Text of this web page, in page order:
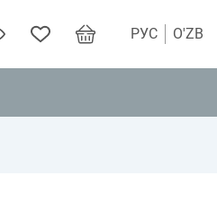
РУС O'ZB